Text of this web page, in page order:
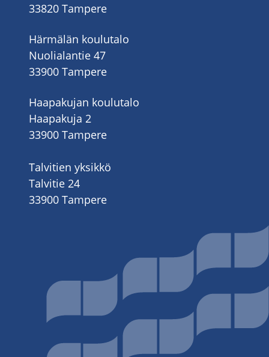
33820 Tampere
Härmälän koulutalo
Nuolialantie 47
33900 Tampere
Haapakujan koulutalo
Haapakuja 2
33900 Tampere
Talvitien yksikkö
Talvitie 24
33900 Tampere